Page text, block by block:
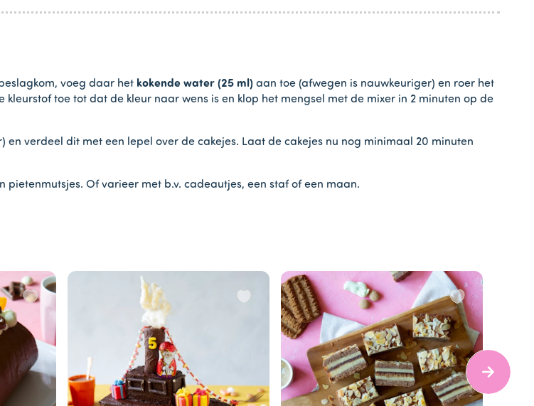
voeg daar het kokende water (25 ml) aan toe (afwegen is nauwkeuriger) en roer het
toe tot dat de kleur naar wens is en klop het mengsel met de mixer in 2 minuten op de
verdeel dit met een lepel over de cakejes. Laat de cakejes nu nog minimaal 20 minuten
pietenmutsjes. Of varieer met b.v. cadeautjes, een staf of een maan.